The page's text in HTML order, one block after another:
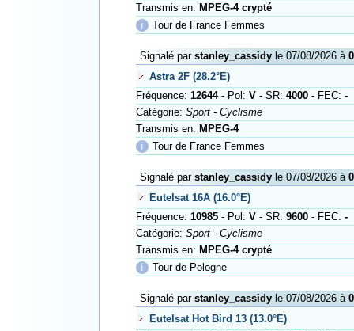
Transmis en: MPEG-4 crypté
ℹ
Tour de France Femmes
Signalé par stanley_cassidyle 07/08/2026 à
Astra 2F (28.2°E)
Fréquence: 12644- Pol: V- SR: 4000- FEC: -
Catégorie: Sport - Cyclisme
Transmis en: MPEG-4
ℹ
Tour de France Femmes
Signalé par stanley_cassidyle 07/08/2026 à
Eutelsat 16A (16.0°E)
Fréquence: 10985- Pol: V- SR: 9600- FEC: -
Catégorie: Sport - Cyclisme
Transmis en: MPEG-4 crypté
ℹ
Tour de Pologne
Signalé par stanley_cassidyle 07/08/2026 à
Eutelsat Hot Bird 13 (13.0°E)